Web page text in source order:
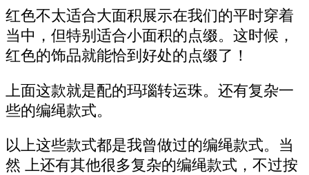
红色不太适合大面积展示在我们的平时穿着
当中，但特别适合小面积的点缀。这时候，
红色的饰品就能恰到好处的点缀了！
上面这款就是配的玛瑙转运珠。还有复杂一
些的编绳款式。
以上这些款式都是我曾做过的编绳款式。当
然 上还有其他很多复杂的编绳款式，不过按